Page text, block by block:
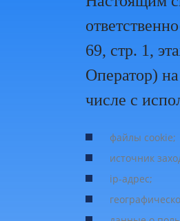
69, стр. 1,
Оператор)
числе с
файлы cookie;
источник
ip-адрес;